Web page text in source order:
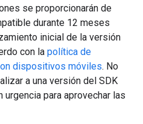
se proporcionarán de
durante 12 meses
inicial de la versión
con la política de
dispositivos móviles. No
a una versión del SDK
urgencia para aprovechar las